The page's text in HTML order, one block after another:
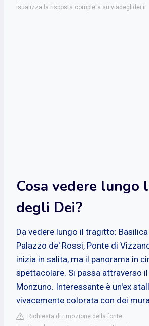
isualizza la risposta completa su viadeglidei.it
Cosa vedere lungo
degli Dei?
Da vedere lungo il tragitto: Basilica
Palazzo de' Rossi, Ponte di
inizia in salita, ma il panorama in
spettacolare. Si passa attraverso
Monzuno. Interessante è un'ex
vivacemente colorata con dei
Richiesta di rimozione della fonte